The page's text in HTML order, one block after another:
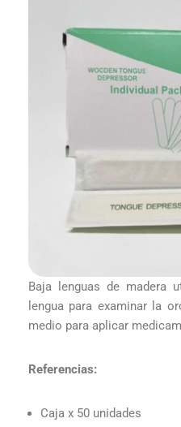
Baja lenguas de madera
lengua para examinar la
medio para aplicar
Referencias:
Caja x 50 unidades